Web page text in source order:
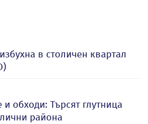
в столичен квартал
обходи: Търсят глутница
района